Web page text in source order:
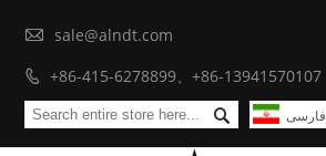
 sale@alndt.com
 +86-415-6278899、+86-13941570107
 فارسی